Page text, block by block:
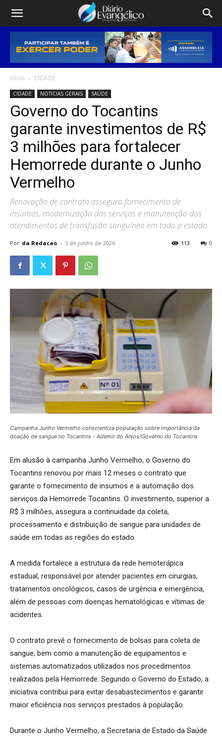
Início CIDADE
CIDADE NOTICIAS GERAIS SAÚDE
Governo do Tocantins
garante investimentos de R$
3 milhões para fortalecer
Hemorrede durante o Junho
Vermelho
Renovação de contrato assegura fornecimento de
insumos, modernização dos serviços e manutenção dos
atendimentos de transfusão sanguínea em todo o estado.
Por da Redacao - 5 de junho de 2026 0
113
Campanha Junho Vermelho conscientiza população sobre importância da
doação de sangue no Tocantins - Ademir do Anjos/Governo do Tocantins
Em alusão à campanha Junho Vermelho, o Governo do
Tocantins renovou por mais 12 meses o contrato que
garante o fornecimento de insumos e a automação dos
serviços da Hemorrede Tocantins. O investimento, superior a
R$ 3 milhões, assegura a continuidade da coleta,
processamento e distribuição de sangue para unidades de
saúde em todas as regiões do estado.
A medida fortalece a estrutura da rede hemoterápica
estadual, responsável por atender pacientes em cirurgias,
tratamentos oncológicos, casos de urgência e emergência,
além de pessoas com doenças hematológicas e vítimas de
acidentes.
O contrato prevê o fornecimento de bolsas para coleta de
sangue, bem como a manutenção de equipamentos e
sistemas automatizados utilizados nos procedimentos
realizados pela Hemorrede. Segundo o Governo do Estado, a
iniciativa contribui para evitar desabastecimentos e garantir
maior eficiência nos serviços prestados à população.
Durante o Junho Vermelho, a Secretaria de Estado da Saúde